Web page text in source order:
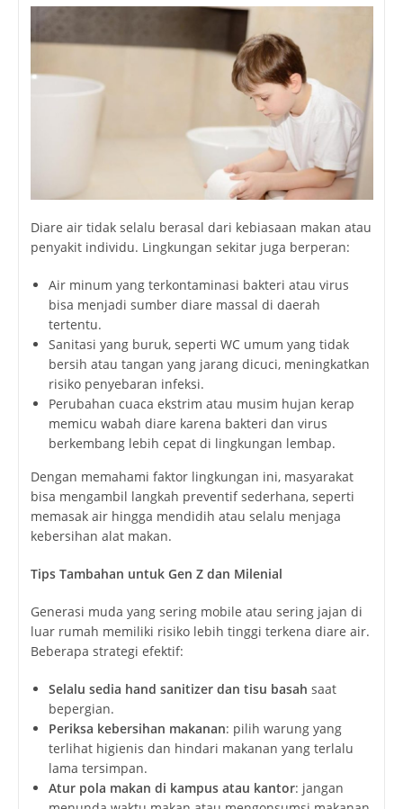
Diare air tidak selalu berasal dari kebiasaan makan atau
penyakit individu. Lingkungan sekitar juga berperan:
Air minum yang terkontaminasi bakteri atau virus
bisa menjadi sumber diare massal di daerah
tertentu.
Sanitasi yang buruk, seperti WC umum yang tidak
bersih atau tangan yang jarang dicuci, meningkatkan
risiko penyebaran infeksi.
Perubahan cuaca ekstrim atau musim hujan kerap
memicu wabah diare karena bakteri dan virus
berkembang lebih cepat di lingkungan lembap.
Dengan memahami faktor lingkungan ini, masyarakat
bisa mengambil langkah preventif sederhana, seperti
memasak air hingga mendidih atau selalu menjaga
kebersihan alat makan.
Tips Tambahan untuk Gen Z dan Milenial
Generasi muda yang sering mobile atau sering jajan di
luar rumah memiliki risiko lebih tinggi terkena diare air.
Beberapa strategi efektif:
Selalu sedia hand sanitizer dan tisu basah saat
bepergian.
Periksa kebersihan makanan: pilih warung yang
terlihat higienis dan hindari makanan yang terlalu
lama tersimpan.
Atur pola makan di kampus atau kantor: jangan